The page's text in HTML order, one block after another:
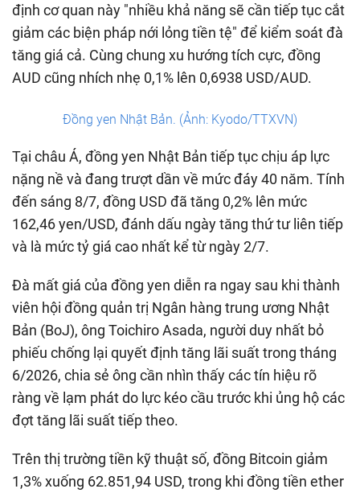
định cơ quan này "nhiều khả năng sẽ cần tiếp tục cắt
giảm các biện pháp nới lỏng tiền tệ" để kiểm soát đà
tăng giá cả. Cùng chung xu hướng tích cực, đồng
AUD cũng nhích nhẹ 0,1% lên 0,6938 USD/AUD.
Đồng yen Nhật Bản. (Ảnh: Kyodo/TTXVN)
Tại châu Á, đồng yen Nhật Bản tiếp tục chịu áp lực
nặng nề và đang trượt dần về mức đáy 40 năm. Tính
đến sáng 8/7, đồng USD đã tăng 0,2% lên mức
162,46 yen/USD, đánh dấu ngày tăng thứ tư liên tiếp
và là mức tỷ giá cao nhất kể từ ngày 2/7.
​Đà mất giá của đồng yen diễn ra ngay sau khi thành
viên hội đồng quản trị Ngân hàng trung ương Nhật
Bản (BoJ), ông Toichiro Asada, người duy nhất bỏ
phiếu chống lại quyết định tăng lãi suất trong tháng
6/2026, chia sẻ ông cần nhìn thấy các tín hiệu rõ
ràng về lạm phát do lực kéo cầu trước khi ủng hộ các
đợt tăng lãi suất tiếp theo.
Trên thị trường tiền kỹ thuật số, đồng Bitcoin giảm
1,3% xuống 62.851,94 USD, trong khi đồng tiền ether